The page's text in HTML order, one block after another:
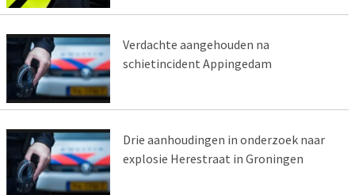
Verdachte aangehouden na
schietincident Appingedam
Drie aanhoudingen in onderzoek naar
explosie Herestraat in Groningen